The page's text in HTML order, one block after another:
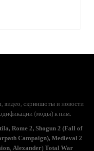
видео, скриншоты и новости
(моды) к ним.
Rome 2, Shogun 2 (Fall of
Campaign), Medieval 2
, Alexander)Total War